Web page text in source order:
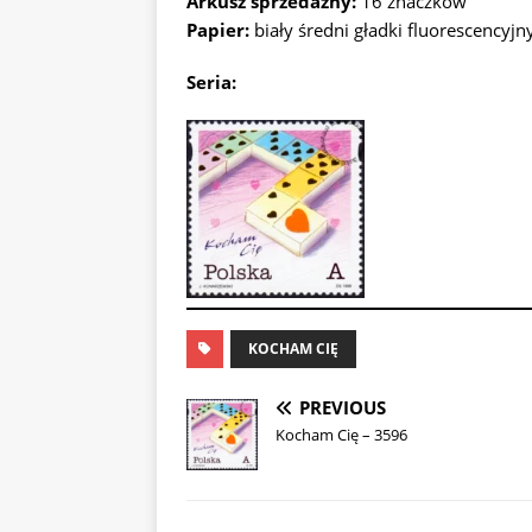
Papier: biały średni gładki
Seria:
KOCHAM CIĘ
PREVIOUS
Kocham Cię – 3596